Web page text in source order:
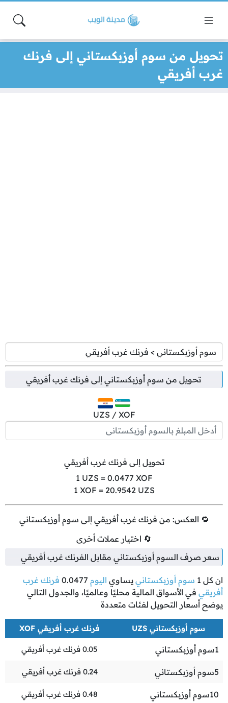
تحويل من سوم أوزبكستاني إلى فرنك
غرب أفريقي
تحويل من سوم أوزبكستاني إلى فرنك غرب أفريقي
UZS / XOF
تحويل إلى فرنك غرب أفريقي
1 UZS = 0.0477 XOF
1 XOF = 20.9542UZS
🔁 العكس: من فرنك غرب أفريقي إلى سوم أوزبكستاني
🔄 اختيار عملات أخرى
سعر صرف السوم أوزبكستاني مقابل الفرنك غرب أفريقي
ان كل 1 سوم أوزبكستاني يساوي اليوم 0.0477 فرنك غرب
أفريقي في الأسواق المالية محليًا وعالميًا، والجدول التالي
يوضح أسعار التحويل لفئات متعددة
سوم أوزبكستاني UZS فرنك غرب أفريقي XOF
1سوم أوزبكستاني 0.05 فرنك غرب أفريقي
5سوم أوزبكستاني 0.24 فرنك غرب أفريقي
10سوم أوزبكستاني 0.48 فرنك غرب أفريقي